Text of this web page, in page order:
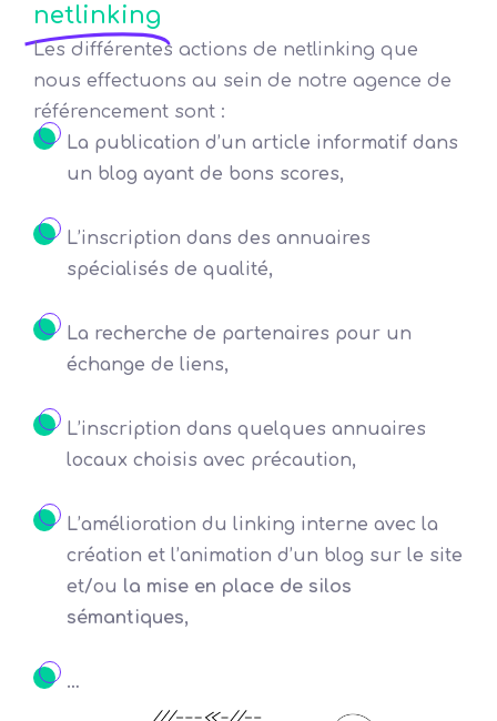
netlinking
Les différentes actions de netlinking que
nous effectuons au sein de notre agence de
référencement sont :
La publication d’un article informatif dans
un blog ayant de bons scores,
L’inscription dans des annuaires
spécialisés de qualité,
La recherche de partenaires pour un
échange de liens,
L’inscription dans quelques annuaires
locaux choisis avec précaution,
L’amélioration du linking interne avec la
création et l’animation d’un blog sur le site
et/ou la mise en place de silos
sémantiques,
…